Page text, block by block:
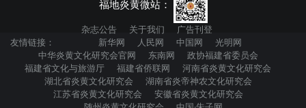
福地炎黄微站：
杂志公告 关于我们
广告刊登
友情链接：
新华网 人民网 中国网
光明网
中华炎黄文化研究会官网
东南网
政协福建省委员会
福建省文化与旅游厅
福建省侨联网
河南省炎黄文化研究会
湖北省炎黄文化研究会
湖南省炎帝神农文化研究会
江苏省炎黄文化研究会
安徽省炎黄文化研究会